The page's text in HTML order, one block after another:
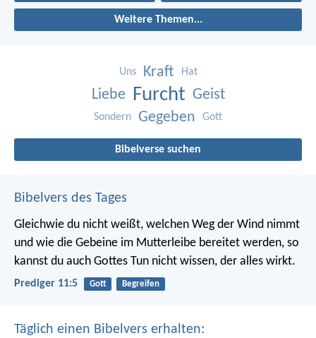
Weitere Themen...
Uns Kraft Hat
Liebe Furcht Geist
Sondern Gegeben Gott
Bibelverse suchen
Bibelvers des Tages
Gleichwie du nicht weißt, welchen Weg der Wind nimmt
und wie die Gebeine im Mutterleibe bereitet werden, so
kannst du auch Gottes Tun nicht wissen, der alles wirkt.
Prediger 11:5 Gott Begreifen
Täglich einen Bibelvers erhalten: